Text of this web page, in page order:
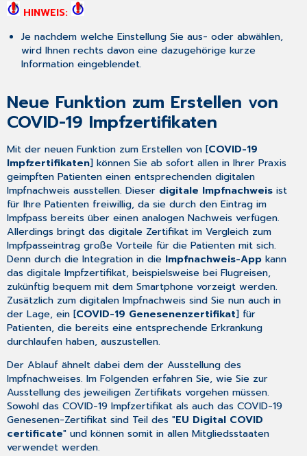
abfragen
HINWEIS:
Je nachdem welche Einstellung Sie aus- oder abwählen,
wird Ihnen rechts davon eine dazugehörige kurze
Information eingeblendet.
Neue Funktion zum Erstellen von
COVID-19 Impfzertifikaten
Mit der neuen Funktion zum Erstellen von [COVID-19
Impfzertifikaten] können Sie ab sofort allen in Ihrer Praxis
geimpften Patienten einen entsprechenden digitalen
Impfnachweis ausstellen. Dieser digitale Impfnachweis ist
für Ihre Patienten freiwillig, da sie durch den Eintrag im
Impfpass bereits über einen analogen Nachweis verfügen.
Allerdings bringt das digitale Zertifikat im Vergleich zum
Impfpasseintrag große Vorteile für die Patienten mit sich.
Denn durch die Integration in die Impfnachweis-App kann
das digitale Impfzertifikat, beispielsweise bei Flugreisen,
zukünftig bequem mit dem Smartphone vorzeigt werden.
Zusätzlich zum digitalen Impfnachweis sind Sie nun auch in
der Lage, ein [COVID-19 Genesenenzertifikat] für
Patienten, die bereits eine entsprechende Erkrankung
durchlaufen haben, auszustellen.
Der Ablauf ähnelt dabei dem der Ausstellung des
Impfnachweises. Im Folgenden erfahren Sie, wie Sie zur
Ausstellung des jeweiligen Zertifikats vorgehen müssen.
Sowohl das COVID-19 Impfzertifikat als auch das COVID-19
Genesenen-Zertifikat sind Teil des "EU Digital COVID
certificate" und können somit in allen Mitgliedsstaaten
verwendet werden.